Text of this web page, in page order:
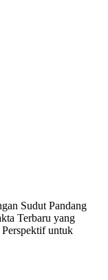
Sudut Pandang
Terbaru yang
untuk